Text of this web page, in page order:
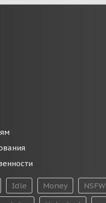
Idle Money
NSFW